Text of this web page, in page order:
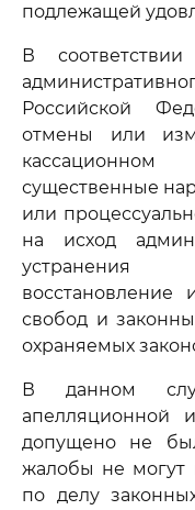
подлежащей
В
Российской
отмены или
существенные
или
на исход
устранения
свобод и
охраняемых
В данном
апелляционной
допущено не
жалобы не могут
по делу